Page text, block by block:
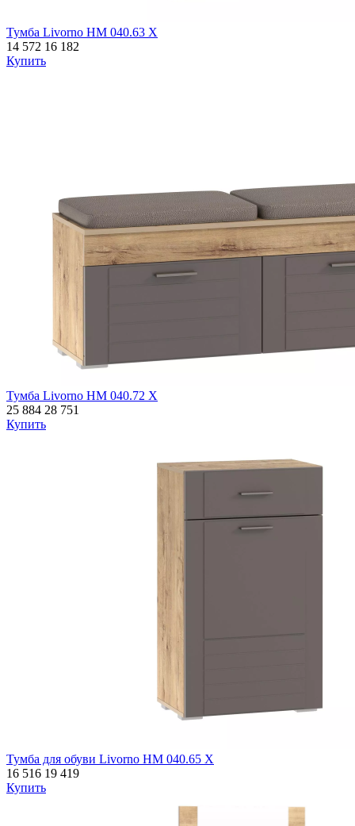
Тумба Livorno НМ 040.63 Х
14 572 16 182
Купить
Тумба Livorno НМ 040.72 Х
25 884 28 751
Купить
Тумба для обуви Livorno НМ 040.65 Х
16 516 19 419
Купить